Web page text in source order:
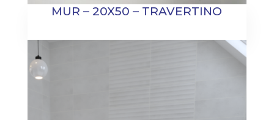
MUR – 20X50 – TRAVERTINO